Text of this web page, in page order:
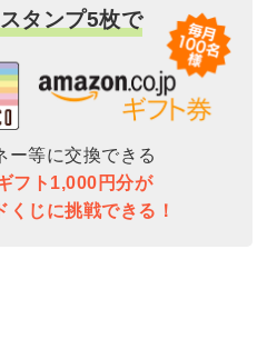
タンプ5枚で
ー等に交換できる
フト1,000円分が
くじに挑戦できる！